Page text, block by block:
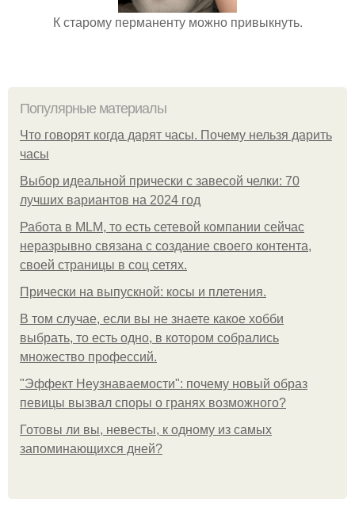
К старому перманенту можно привыкнуть.
Популярные материалы
Что говорят когда дарят часы. Почему нельзя дарить
часы
Выбор идеальной прически с завесой челки: 70
лучших вариантов на 2024 год
Работа в MLM, то есть сетевой компании сейчас
неразрывно связана с создание своего контента,
своей страницы в соц сетях.
Прически на выпускной: косы и плетения.
В том случае, если вы не знаете какое хобби
выбрать, то есть одно, в котором собрались
множество профессий.
"Эффект Неузнаваемости": почему новый образ
певицы вызвал споры о гранях возможного?
Готовы ли вы, невесты, к одному из самых
запоминающихся дней?